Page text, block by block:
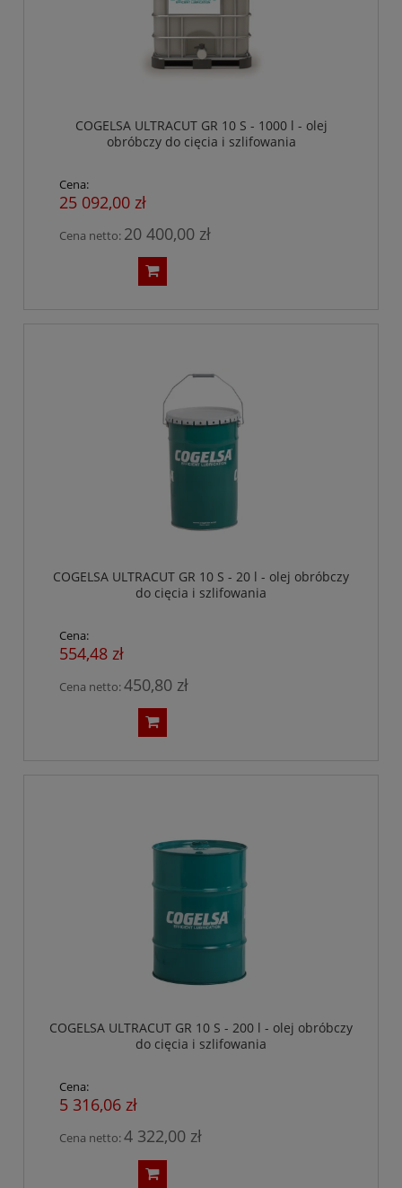
COGELSA ULTRACUT GR 10 S - 1000 l - olej
obróbczy do cięcia i szlifowania
Cena:
25 092,00 zł
Cena netto: 20 400,00 zł
COGELSA ULTRACUT GR 10 S - 20 l - olej obróbczy
do cięcia i szlifowania
Cena:
554,48 zł
Cena netto:450,80 zł
COGELSA ULTRACUT GR 10 S - 200 l - olej obróbczy
do cięcia i szlifowania
Cena:
5 316,06 zł
Cena netto:4 322,00 zł